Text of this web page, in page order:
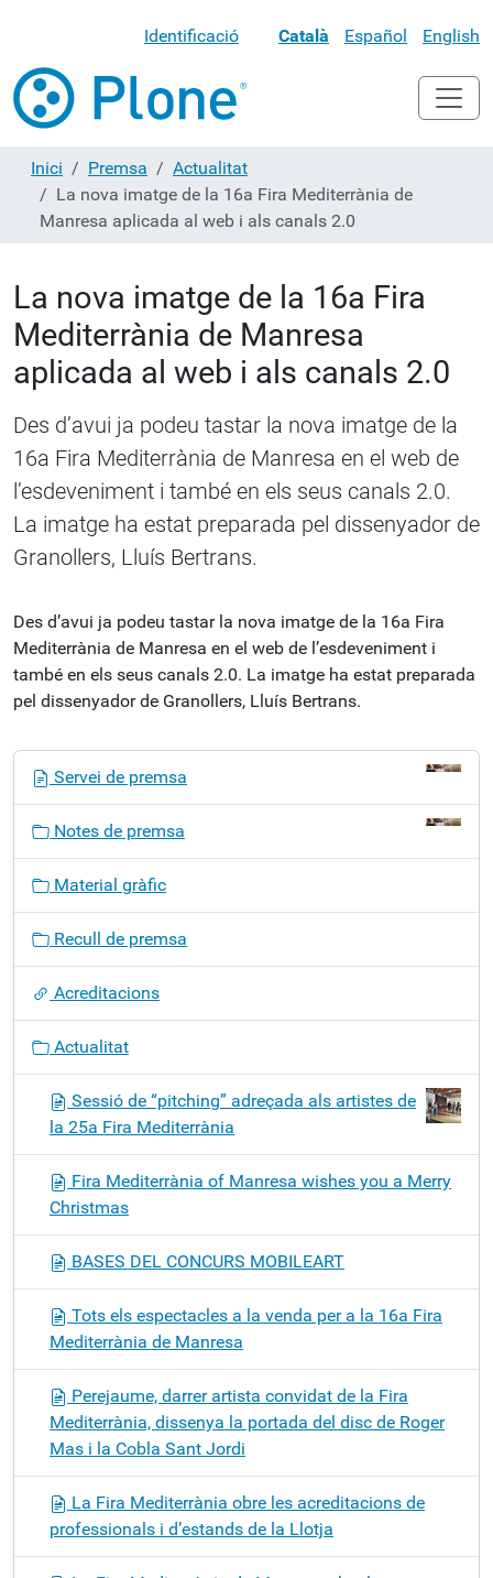
Identificació Català Español English
Inici Premsa
Actualitat
La nova imatge de la 16a Fira Mediterrània de
Manresa aplicada al web i als canals 2.0
La nova imatge de la 16a Fira
Mediterrània de Manresa
aplicada al web i als canals 2.0
Des d’avui ja podeu tastar la nova imatge de la
16a Fira Mediterrània de Manresa en el web de
l’esdeveniment i també en els seus canals 2.0.
La imatge ha estat preparada pel dissenyador de
Granollers, Lluís Bertrans.
Des d’avui ja podeu tastar la nova imatge de la 16a Fira
Mediterrània de Manresa en el web de l’esdeveniment i
també en els seus canals 2.0. La imatge ha estat preparada
pel dissenyador de Granollers, Lluís Bertrans.
ó
Servei de premsa
Notes de premsa
Material gràfic
Recull de premsa
Acreditacions
Actualitat
Sessió de “pitching” adreçada als artistes de
la 25a Fira Mediterrània
Fira Mediterrània of Manresa wishes you a Merry
Christmas
BASES DEL CONCURS MOBILEART
Tots els espectacles a la venda per a la 16a Fira
Mediterrània de Manresa
Perejaume, darrer artista convidat de la Fira
Mediterrània, dissenya la portada del disc de Roger
Mas i la Cobla Sant Jordi
La Fira Mediterrània obre les acreditacions de
professionals i d’estands de la Llotja